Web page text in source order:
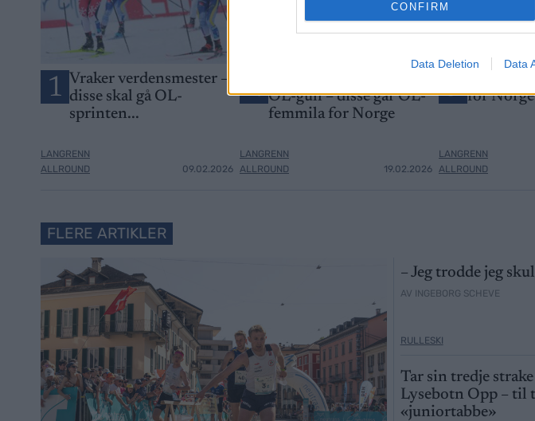
CONFIRM
Data Deletion Data
1 Vraker verdensmester –
disse skal gå OL-
sprinten...
LANGRENN
ALLROUND
09.02.2026
2 OL-gull – disse går OL-
femmila for Norge
LANGRENN
ALLROUND
19.02.2026
3 for Norge
LANGRENN
ALLROUND
FLERE ARTIKLER
– Jeg trodde jeg
AV INGEBORG SCHEVE
RULLESKI
Tar sin tredje
Lysebotn Opp – til
«juniortabbe»